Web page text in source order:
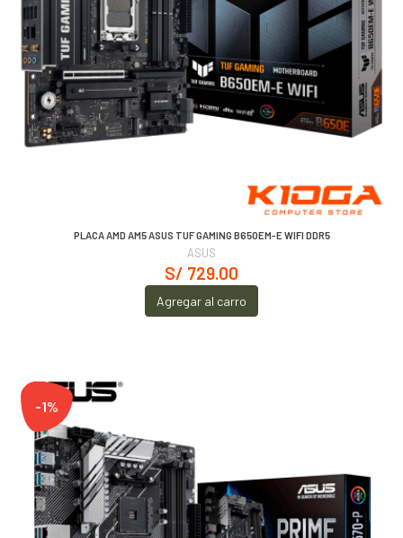
PLACA AMD AM5 ASUS TUF GAMING B650EM-E WIFI DDR5
ASUS
S/ 729.00
Agregar al carro
-1%